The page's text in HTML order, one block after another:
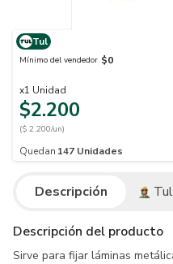
Tul
Mínimo del vendedor $0
x1 Unidad
$2.200
($ 2.200/un)
Quedan 147 Unidades
Descripción
Descripción del producto
Sirve para fijar láminas